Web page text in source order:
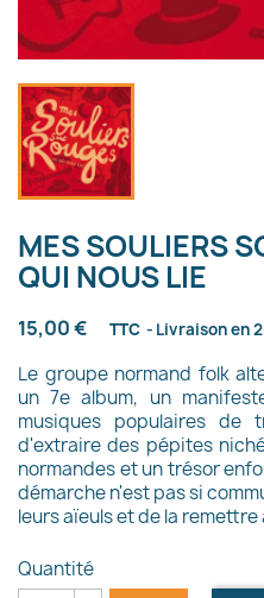
MES SOULIERS
QUI NOUS LIE
15,00 € TTC Livraison en
Le groupe normand folk
un 7e album, un
musiques populaires
d'extraire des pépites
normandes et un trésor
démarche n'est pas si
leurs aïeuls et de la remettre
Quantité